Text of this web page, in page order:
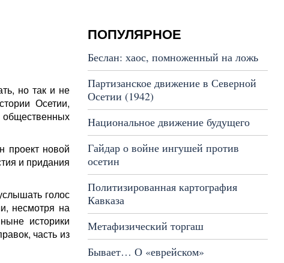
ПОПУЛЯРНОЕ
Беслан: хаос, помноженный на ложь
Партизанское движение в Северной
Осетии (1942)
Национальное движение будущего
Гайдар о войне ингушей против
осетин
Политизированная картография
Кавказа
Метафизический торгаш
Бывает… О «еврейском»
но так и не
Осетии,
проект новой
и придания
голос
несмотря на
историки
часть из